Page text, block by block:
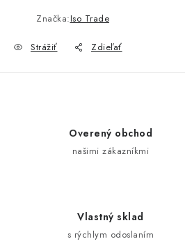
Značka:Iso Trade
Strážiť Zdieľať
Overený obchod
našimi zákazníkmi
Vlastný sklad
s rýchlym odoslaním